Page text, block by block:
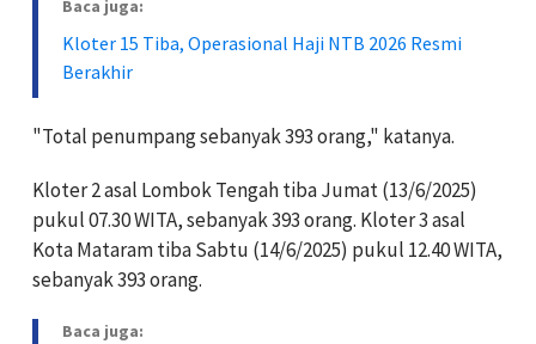
Baca juga:
Kloter 15 Tiba, Operasional Haji NTB 2026 Resmi
Berakhir
"Total penumpang sebanyak 393 orang," katanya.
Kloter 2 asal Lombok Tengah tiba Jumat (13/6/2025)
pukul 07.30 WITA, sebanyak 393 orang. Kloter 3 asal
Kota Mataram tiba Sabtu (14/6/2025) pukul 12.40 WITA,
sebanyak 393 orang.
Baca juga: